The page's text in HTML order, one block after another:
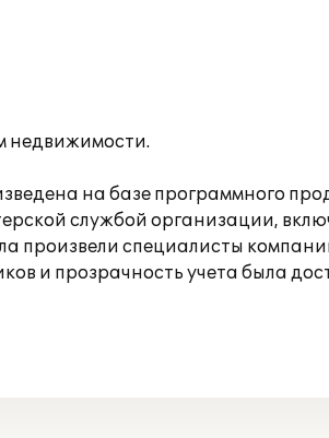
недвижимости.
на базе программного
службой организации,
произвели специалисты
и прозрачность учета была